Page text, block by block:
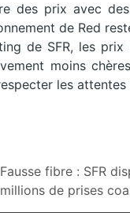
des prix avec
de Red
de SFR, les
moins
les attentes
Fausse fibre : SFR
millions de prises